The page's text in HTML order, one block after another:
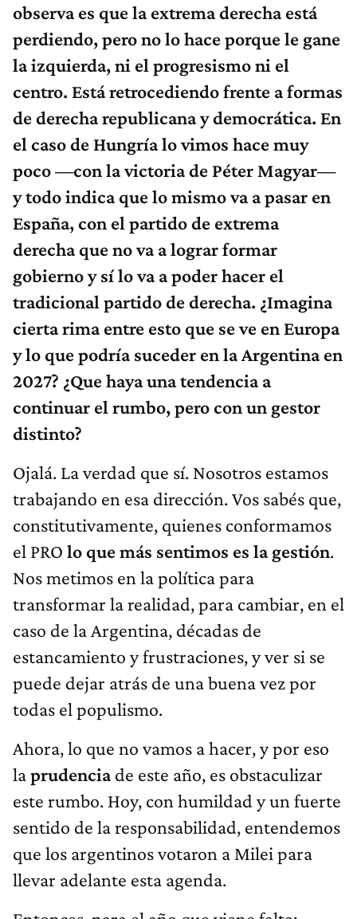
observa es que la extrema derecha está
perdiendo, pero no lo hace porque le gane
la izquierda, ni el progresismo ni el
centro. Está retrocediendo frente a formas
de derecha republicana y democrática. En
el caso de Hungría lo vimos hace muy
poco —con la victoria de Péter Magyar—
y todo indica que lo mismo va a pasar en
España, con el partido de extrema
derecha que no va a lograr formar
gobierno y sí lo va a poder hacer el
tradicional partido de derecha. ¿Imagina
cierta rima entre esto que se ve en Europa
y lo que podría suceder en la Argentina en
2027? ¿Que haya una tendencia a
continuar el rumbo, pero con un gestor
distinto?
Ojalá. La verdad que sí. Nosotros estamos
trabajando en esa dirección. Vos sabés que,
constitutivamente, quienes conformamos
el PRO lo que más sentimos es la gestión.
Nos metimos en la política para
transformar la realidad, para cambiar, en el
caso de la Argentina, décadas de
estancamiento y frustraciones, y ver si se
puede dejar atrás de una buena vez por
todas el populismo.
Ahora, lo que no vamos a hacer, y por eso
laprudenciade este año, es obstaculizar
este rumbo. Hoy, con humildad y un fuerte
sentido de la responsabilidad, entendemos
que los argentinos votaron a Milei para
llevar adelante esta agenda.